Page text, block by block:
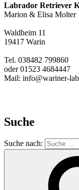
Labrador Retriever
Marion & Elisa Molter
Waldheim 11
19417 Warin
Tel. 038482 799860
oder 01523 4684447
Mail: info@wariner-
Suche
Suche nach: